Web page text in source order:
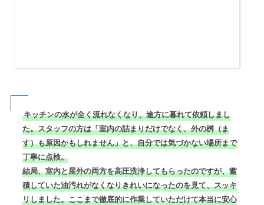
キッチンの水が全く流れなくなり、途方に暮れて依頼しまし
た。スタッフの方は「室内の詰まりだけでなく、外の桝（ま
す）も原因かもしれません」と、自分では気づかない場所まで
丁寧に点検。
結局、室内と屋外の両方を高圧洗浄してもらったのですが、蓄
積していた油汚れがなくなりきれいになったのを見て、スッキ
リしました。ここまで徹底的に作業していただけて本当に安心